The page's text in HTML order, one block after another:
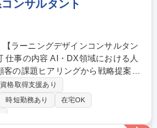
ンサルタント
の課題ヒアリングから戦略提案、
、講師登壇まで一気通貫で担当
DX/データ
、研修プログラムの企画・設計、
資格取得支援あり
時短勤務あり
在宅OK